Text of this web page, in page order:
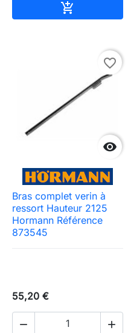


favorite_border
Bras complet verin à
ressort Hauteur 2125
Hormann Référence
873545
55,20 €
 